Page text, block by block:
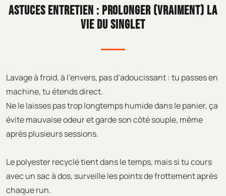
ASTUCES ENTRETIEN : PROLONGER (VRAIMENT) LA
VIE DU SINGLET
Lavage à froid, à l’envers, pas d’adoucissant : tu passes en
machine, tu étends direct.
Ne le laisses pas trop longtemps humide dans le panier, ça
évite mauvaise odeur et garde son côté souple, même
après plusieurs sessions.
Le polyester recyclé tient dans le temps, mais si tu cours
avec un sac à dos, surveille les points de frottement après
chaque run.